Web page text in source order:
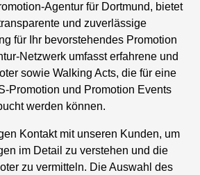
Agentur für Dortmund, bietet
und zuverlässige
für Ihr bevorstehendes Promotion
Netzwerk umfasst erfahrene und
sowie Walking Acts, die für eine
Promotion und Promotion Events
werden können.
Kontakt mit unseren Kunden, um
im Detail zu verstehen und die
zu vermitteln. Die Auswahl des